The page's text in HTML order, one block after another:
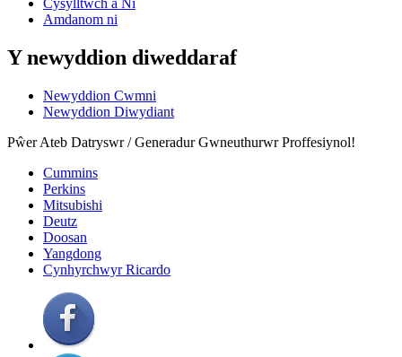
Amdanom ni
Y newyddion diweddaraf
Newyddion Cwmni
Newyddion Diwydiant
Pŵer Ateb Datryswr / Generadur Gwneuthurwr Proffesiynol!
Cummins
Perkins
Mitsubishi
Deutz
Doosan
Yangdong
Cynhyrchwyr Ricardo